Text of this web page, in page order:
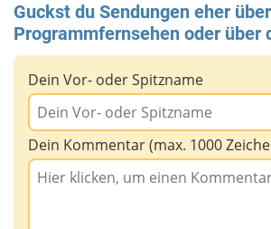
Guckst du Sendungen eher
Programmfernsehen oder über
Dein Vor- oder Spitzname
Dein Kommentar (max. 1000